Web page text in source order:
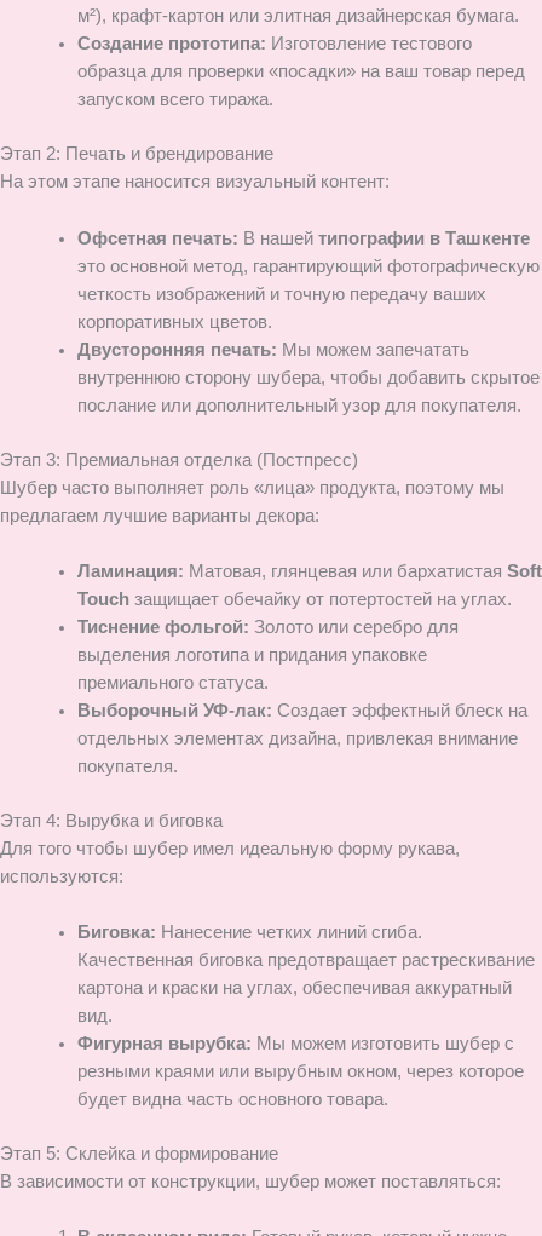
м²), крафт-картон или элитная дизайнерская бумага.
Создание прототипа: Изготовление тестового
образца для проверки «посадки» на ваш товар перед
запуском всего тиража.
Этап 2: Печать и брендирование
На этом этапе наносится визуальный контент:
Офсетная печать: В нашей типографии в Ташкенте
это основной метод, гарантирующий фотографическую
четкость изображений и точную передачу ваших
корпоративных цветов.
Двусторонняя печать: Мы можем запечатать
внутреннюю сторону шубера, чтобы добавить скрытое
послание или дополнительный узор для покупателя.
Этап 3: Премиальная отделка (Постпресс)
Шубер часто выполняет роль «лица» продукта, поэтому мы
предлагаем лучшие варианты декора:
Ламинация: Матовая, глянцевая или бархатистая Soft
Touchзащищает обечайку от потертостей на углах.
Тиснение фольгой: Золото или серебро для
выделения логотипа и придания упаковке
премиального статуса.
Выборочный УФ-лак: Создает эффектный блеск на
отдельных элементах дизайна, привлекая внимание
покупателя.
Этап 4: Вырубка и биговка
Для того чтобы шубер имел идеальную форму рукава,
используются:
Биговка: Нанесение четких линий сгиба.
Качественная биговка предотвращает растрескивание
картона и краски на углах, обеспечивая аккуратный
вид.
Фигурная вырубка: Мы можем изготовить шубер с
резными краями или вырубным окном, через которое
будет видна часть основного товара.
Этап 5: Склейка и формирование
В зависимости от конструкции, шубер может поставляться: